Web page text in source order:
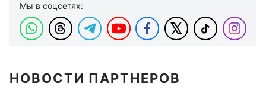
Мы в соцсетях:
НОВОСТИ ПАРТНЕРОВ